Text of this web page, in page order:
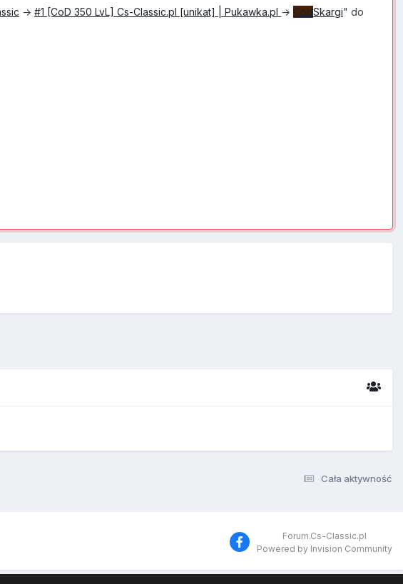
→ #1 [CoD 350 LvL] Cs-Classic.pl [unikat] | Pukawka.pl → CodSkargi" do
Cała aktywność
Forum.Cs-Classic.pl
Powered by Invision Community